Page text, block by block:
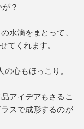
？
水滴をまとって、
てくれます。
心もほっこり。
アイデアもさるこ
スで成形するのが